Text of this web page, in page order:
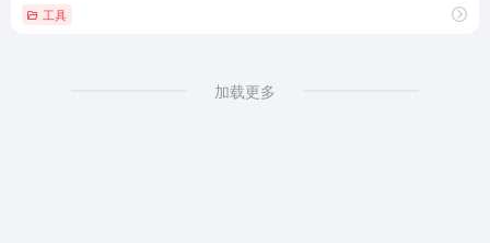
工具
加载更多